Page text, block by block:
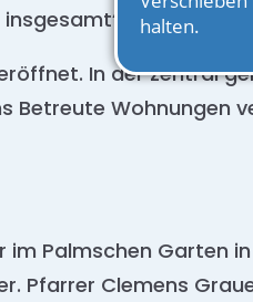
sagt
In der zentral
Betreute Wohnungen
im Palmschen Garten
Pfarrer Clemens